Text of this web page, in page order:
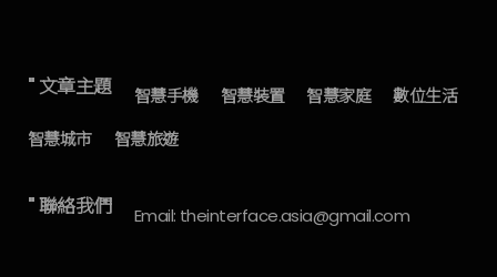
" 文章主題 智慧手機 智慧裝置 智慧家庭
數位生活
智慧城市
智慧旅遊
" 聯絡我們 Email: theinterface.asia@gmail.com